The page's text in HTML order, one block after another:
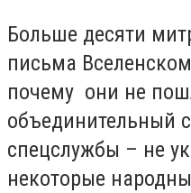
Больше десяти
письма
почему они не
объединительный
спецслужбы – не
некоторые